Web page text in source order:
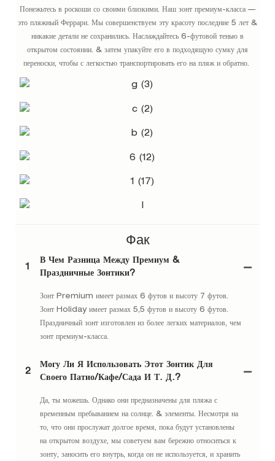
Понежьтесь в роскоши со своими близкими. Наш зонт премиум-класса —
это пляжный Феррари. Мы совершенствуем эту красоту последние 5 лет &
никакие детали не сохранились. Наслаждайтесь 6-футовой тенью в
открытом состоянии. & затем упакуйте его в подходящую сумку для
переноски, чтобы с легкостью транспортировать его на пляж и обратно.
Фак
1
В Чем Разница Между Премиум &
Праздничные Зонтики?
Зонт Premium имеет размах 6 футов и высоту 7 футов.
Зонт Holiday имеет размах 5,5 футов и высоту 6 футов.
Праздничный зонт изготовлен из более легких материалов, чем
зонт премиум-класса.
2
Могу Ли Я Использовать Этот Зонтик Для
Своего Патио/кафе/сада И Т. Д.?
Да, ты можешь. Однако они предназначены для пляжа с
временным пребыванием на солнце. & элементы. Несмотря на
то, что они прослужат долгое время, пока будут установлены
на открытом воздухе, мы советуем вам бережно относиться к
зонту, заносить его внутрь, когда он не используется, и хранить